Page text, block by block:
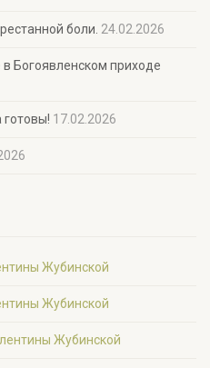
боли. 24.02.2026
Богоявленском приходе
готовы! 17.02.2026
Жубинской
Жубинской
Жубинской